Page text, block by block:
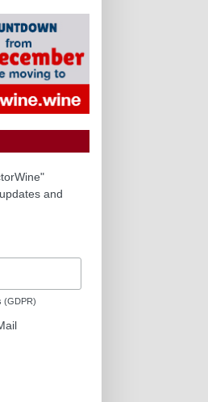
and
(GDPR)